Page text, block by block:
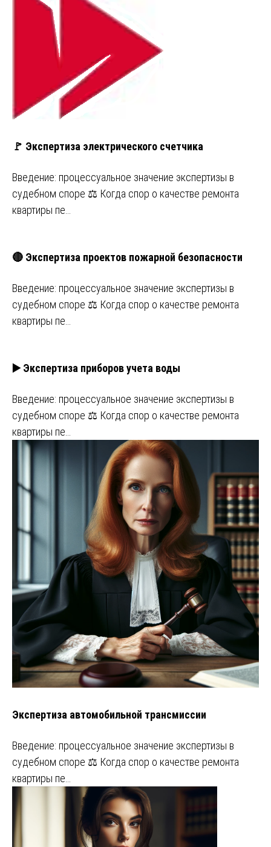
🚩 Экспертиза электрического счетчика
Введение: процессуальное значение экспертизы в
судебном споре ⚖️ Когда спор о качестве ремонта
квартиры пе…
🔴 Экспертиза проектов пожарной безопасности
Введение: процессуальное значение экспертизы в
судебном споре ⚖️ Когда спор о качестве ремонта
квартиры пе…
▶️ Экспертиза приборов учета воды
Введение: процессуальное значение экспертизы в
судебном споре ⚖️ Когда спор о качестве ремонта
квартиры пе…
Экспертиза автомобильной трансмиссии
Введение: процессуальное значение экспертизы в
судебном споре ⚖️ Когда спор о качестве ремонта
квартиры пе…